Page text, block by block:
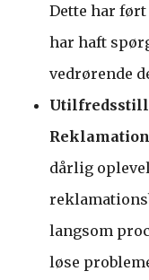
Dette har
har haft
vedrørende
dårlig
langsom
løse